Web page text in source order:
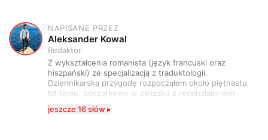
A
NAPISANE PRZEZ
Aleksander Kowal
Redaktor
Z wykształcenia romanista (język francuski oraz
hiszpański) ze specjalizacją z traduktologii.
Dziennikarską przygodę rozpocząłem około piętnastu
lat temu, początkowo w związku z recenzjami gier
komputerowych i filmów. Obecnie publikuję
zdecydowanie częściej na tematy związane z nauką
jeszcze 16 słów ▸